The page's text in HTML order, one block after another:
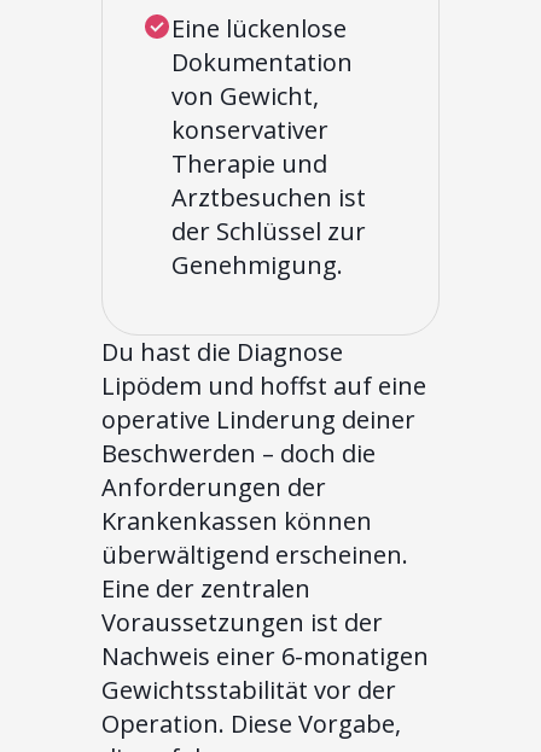
Eine lückenlose
Dokumentation
von Gewicht,
konservativer
Therapie und
Arztbesuchen ist
der Schlüssel zur
Genehmigung.
Du hast die Diagnose
Lipödem und hoffst auf eine
operative Linderung deiner
Beschwerden – doch die
Anforderungen der
Krankenkassen können
überwältigend erscheinen.
Eine der zentralen
Voraussetzungen ist der
Nachweis einer 6-monatigen
Gewichtsstabilität vor der
Operation. Diese Vorgabe,